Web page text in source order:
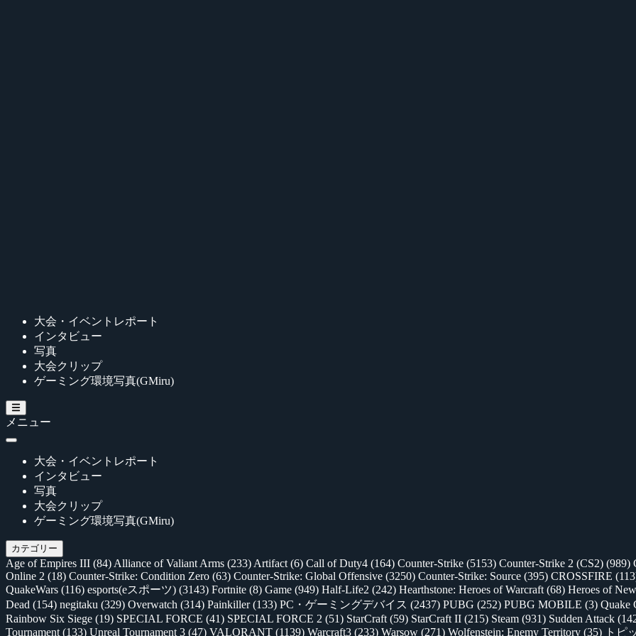
大会・イベントレポート
インタビュー
写真
大会クリップ
ゲーミング環境写真(GMiru)
メニュー
大会・イベントレポート
インタビュー
写真
大会クリップ
ゲーミング環境写真(GMiru)
カテゴリー
Age of Empires III (84) Alliance of Valiant Arms (233) Artifact (6) Call of Duty4 (164) Counter-Strike (5153) Counter-Strike 2 (CS2) (989)
Online 2 (18) Counter-Strike: Condition Zero (63) Counter-Strike: Global Offensive (3250) Counter-Strike: Source (395) CROSSFIRE
QuakeWars (116) esports(eスポーツ) (3143) Fortnite (8) Game (949) Half-Life2 (242) Hearthstone: Heroes of Warcraft (68) Heroes of
Dead (154) negitaku (329) Overwatch (314) Painkiller(133) PC・ゲーミングデバイス (2437) PUBG (252) PUBG MOBILE (3) Quake
Rainbow Six Siege (19) SPECIAL FORCE (41) SPECIAL FORCE 2 (51) StarCraft (59) StarCraft II (215) Steam (931) Sudden Attack
Tournament (133) Unreal Tournament 3 (47) VALORANT (1139) Warcraft3 (233) Warsow (271) Wolfenstein: Enemy Territory (35) トピ